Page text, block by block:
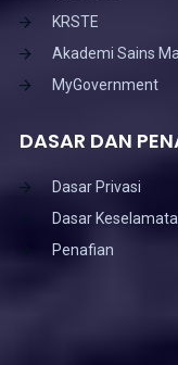
KRSTE
Akademi Sains
MyGovernment
DASAR DAN
Dasar Privasi
Dasar
Penafian